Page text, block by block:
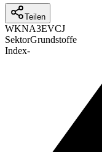
Teilen
WKNA3EVCJ
SektorGrundstoffe
Index-